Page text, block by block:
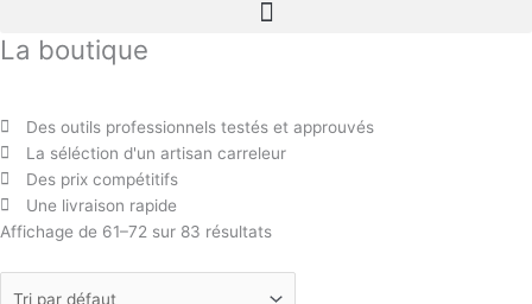
La boutique
Des outils professionnels testés et approuvés
La séléction d'un artisan carreleur
Des prix compétitifs
Une livraison rapide
Affichage de 61–72 sur 83 résultats